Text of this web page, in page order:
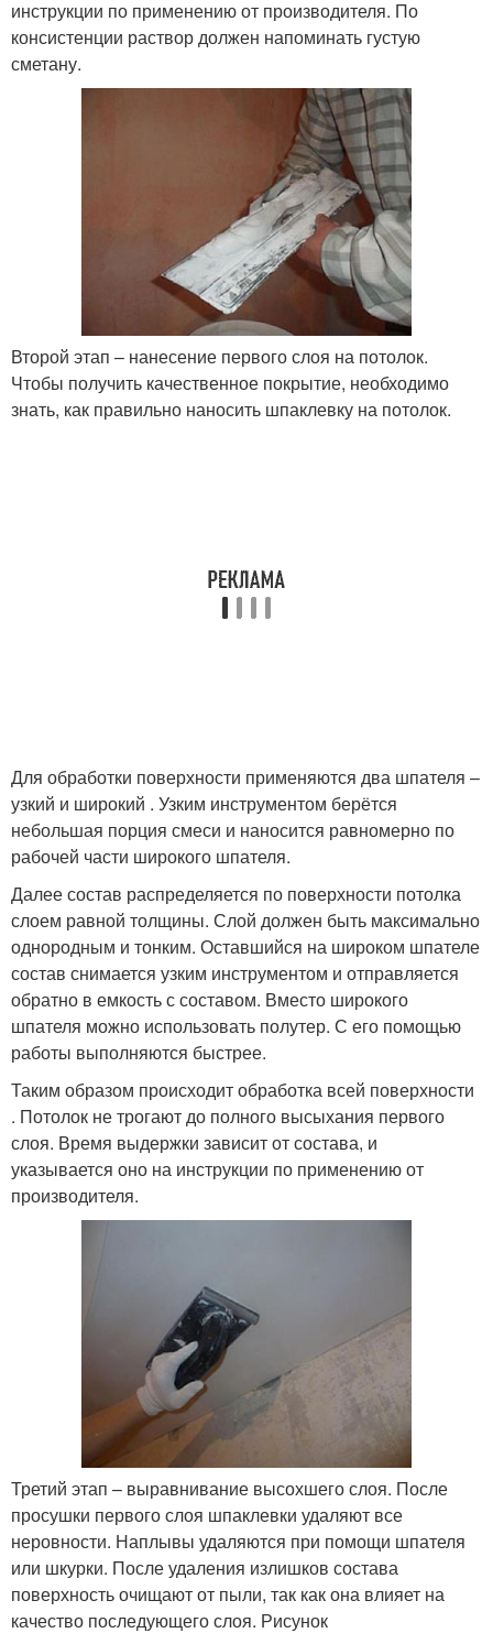
инструкции по применению от производителя. По
консистенции раствор должен напоминать густую
сметану.
Второй этап – нанесение первого слоя на потолок.
Чтобы получить качественное покрытие, необходимо
знать, как правильно наносить шпаклевку на потолок.
Для обработки поверхности применяются два шпателя –
узкий и широкий . Узким инструментом берётся
небольшая порция смеси и наносится равномерно по
рабочей части широкого шпателя.
Далее состав распределяется по поверхности потолка
слоем равной толщины. Слой должен быть максимально
однородным и тонким. Оставшийся на широком шпателе
состав снимается узким инструментом и отправляется
обратно в емкость с составом. Вместо широкого
шпателя можно использовать полутер. С его помощью
работы выполняются быстрее.
Таким образом происходит обработка всей поверхности
. Потолок не трогают до полного высыхания первого
слоя. Время выдержки зависит от состава, и
указывается оно на инструкции по применению от
производителя.
Третий этап – выравнивание высохшего слоя. После
просушки первого слоя шпаклевки удаляют все
неровности. Наплывы удаляются при помощи шпателя
или шкурки. После удаления излишков состава
поверхность очищают от пыли, так как она влияет на
качество последующего слоя. Рисунок